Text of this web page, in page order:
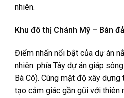
nhiên.
Khu đô thị Chánh Mỹ – Bán
Điểm nhấn nổi bật của dự án
nhiên: phía Tây dự án giáp
Bà Cô). Cùng mật độ xây
tạo cảm giác gần gũi với thiên